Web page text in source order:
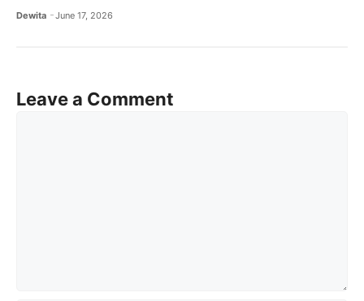
Dewita June 17, 2026
Leave a Comment